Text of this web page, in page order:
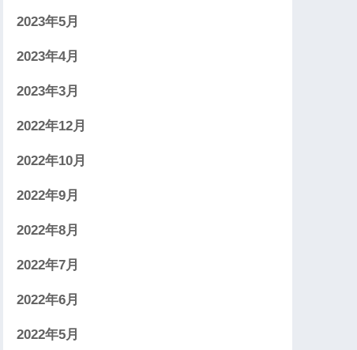
で0埋めしない。
2023年5月
2023年4月
2023年3月
2022年12月
2022年10月
2022年9月
2022年8月
2022年7月
2022年6月
2022年5月